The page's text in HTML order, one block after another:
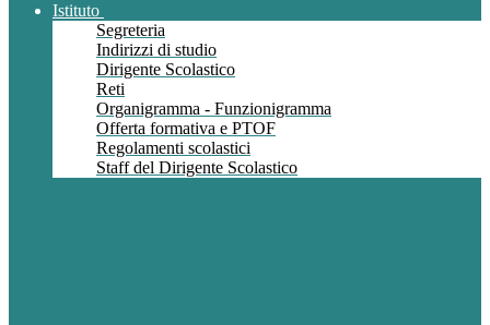
Istituto
Segreteria
Indirizzi di studio
Dirigente Scolastico
Reti
Organigramma - Funzionigramma
Offerta formativa e PTOF
Regolamenti scolastici
Staff del Dirigente Scolastico